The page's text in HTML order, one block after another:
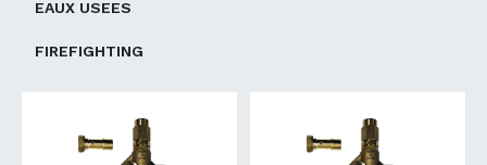
EAUX USEES
FIREFIGHTING